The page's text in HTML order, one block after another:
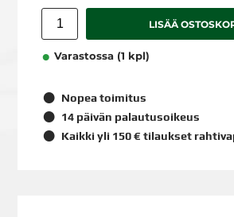
LISÄÄ
Varastossa (1 kpl)
Nopea toimitus
14 päivän palautusoikeus
Kaikki yli 150 € tilaukset